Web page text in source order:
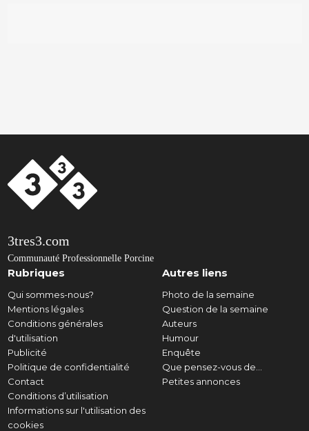
3tres3.com
Communauté Professionnelle Porcine
Rubriques
Qui sommes-nous?
Mentions légales
Conditions générales
d'utilisation
Publicité
Politique de confidentialité
Contact
Conditions d’utilisation
Informations sur l'utilisation des
cookies
Autres liens
Photo de la semaine
Question de la semaine
Auteurs
Humour
Enquête
Que pensez-vous de...
Petites annonces